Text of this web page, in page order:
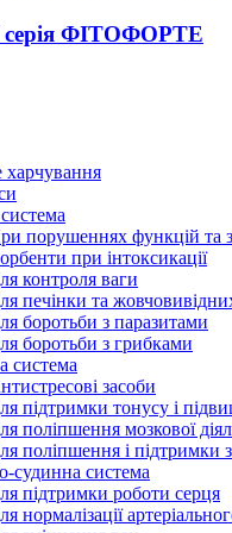
серія ФІТОФОРТЕ
харчування
порушеннях функцій
при інтоксикації
контроля ваги
печінки та
боротьби з паразитами
боротьби з грибками
система
засоби
підтримки тонусу і
поліпшення мозкової
поліпшення і підтримки
судинна система
підтримки роботи серця
нормалізації